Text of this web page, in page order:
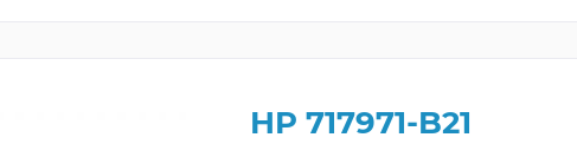
HP 717971-B21